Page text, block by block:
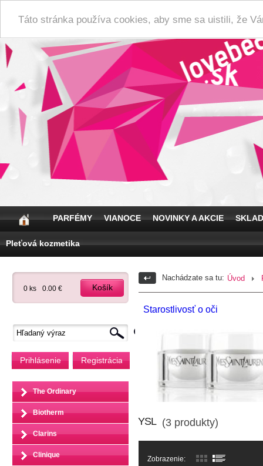
Táto stránka používa cookies, aby sme sa uistili, že
PARFÉMY VIANOCE NOVINKY A AKCIE
Pleťová kozmetika
0 ks 0.00 € Košík
Prihlásenie Registrácia
The Ordinary
Biotherm
Clarins
Clinique
Nachádzate sa tu: Úvod
Starostlivosť o oči
YSL(3 produkty)
Zobrazenie: